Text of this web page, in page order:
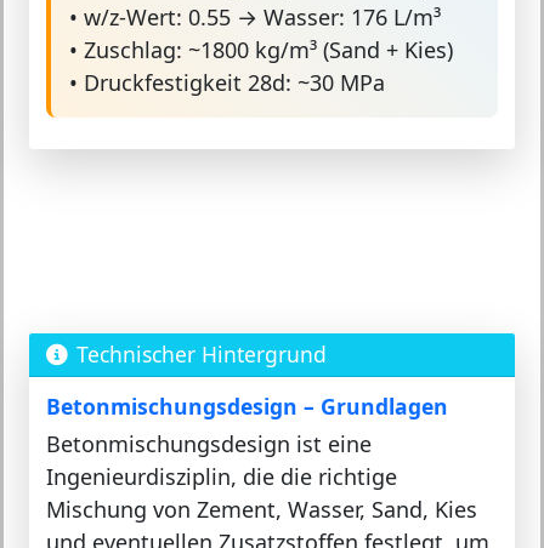
• w/z-Wert: 0.55 → Wasser: 176 L/m³
• Zuschlag: ~1800 kg/m³ (Sand + Kies)
• Druckfestigkeit 28d: ~30 MPa
Technischer Hintergrund
Betonmischungsdesign – Grundlagen
Betonmischungsdesign ist eine
Ingenieurdisziplin, die die richtige
Mischung von Zement, Wasser, Sand, Kies
und eventuellen Zusatzstoffen festlegt, um